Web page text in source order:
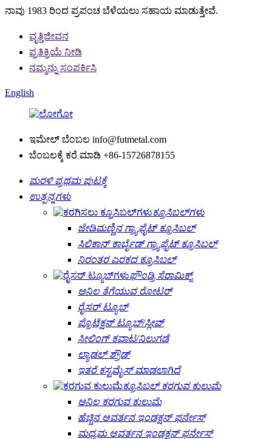
ನಾವು 1983 ರಿಂದ ಪ್ರಪಂಚ ಬೆಳೆಯಲು ಸಹಾಯ ಮಾಡುತ್ತೇವೆ.
ವೃತ್ತಿಜೀವನ
ಪ್ರತಿಕ್ರಿಯೆ ನೀಡಿ
ನಮ್ಮನ್ನು ಸಂಪರ್ಕಿಸಿ
English
ಇಮೇಲ್ ಬೆಂಬಲ info@futmetal.com
ಬೆಂಬಲಕ್ಕೆ ಕರೆ ಮಾಡಿ +86-15726878155
ಮರಳಿ ಪ್ರಥಮ ಪುಟಕ್ಕೆ
ಉತ್ಪನ್ನಗಳು
ಕ್ರೂಸಿಬಲ್‌ಗಳು
ಜೇಡಿಮಣ್ಣಿನ ಗ್ರ್ಯಾಫೈಟ್ ಕ್ರೂಸಿಬಲ್
ಸಿಲಿಕಾನ್ ಕಾರ್ಬೈಡ್ ಗ್ರ್ಯಾಫೈಟ್ ಕ್ರೂಸಿಬಲ್
ನಿರಂತರ ಎರಕದ ಕ್ರೂಸಿಬಲ್
ಫೌಂಡ್ರಿ ಸೆರಾಮಿಕ್ಸ್
ಅನಿಲ ತೆಗೆಯುವ ರೋಟರ್
ರೈಸರ್ ಟ್ಯೂಬ್
ಪ್ರೊಟೆಕ್ಷನ್ ಟ್ಯೂಬ್/ಸ್ಲೀವ್
ಸೀಲಿಂಗ್ ಕವಾಟ/ನಿಲುಗಡೆ
ಲ್ಯಾಡಲ್ ಶ್ರೌಡ್
ಇತರೆ ಕಸ್ಟಮೈಸ್ ಮಾಡಲಾಗಿದೆ
ಕ್ರೂಸಿಬಲ್ ಕರಗುವ ಕುಲುಮೆ
ಅನಿಲ ಕರಗುವ ಕುಲುಮೆ
ಹೆಚ್ಚಿನ ಆವರ್ತನ ಇಂಡಕ್ಷನ್ ಫರ್ನೇಸ್
ಮಧ್ಯಮ ಆವರ್ತನ ಇಂಡಕ್ಷನ್ ಫರ್ನೇಸ್